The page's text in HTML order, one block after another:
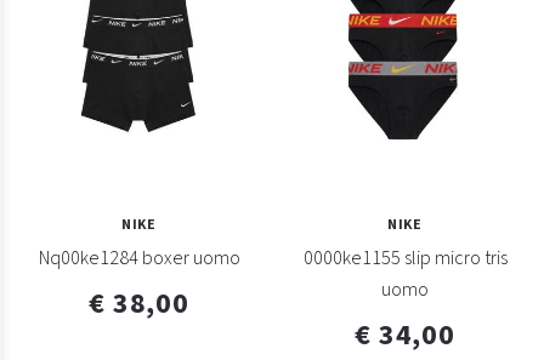
NIKE
Nq00ke1284 boxer uomo
€ 38,00
NIKE
0000ke1155 slip micro tris
uomo
€ 34,00